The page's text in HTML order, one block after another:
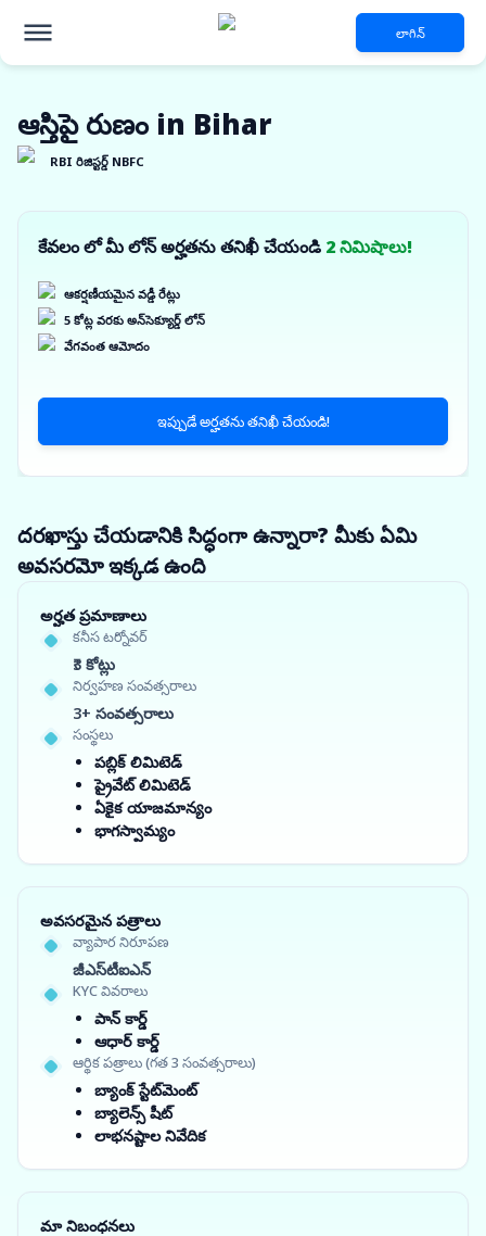
లాగిన్
ఆస్తిపై రుణం in Bihar
RBI రిజిస్టర్డ్ NBFC
కేవలం లో మీ లోన్ అర్హతను తనిఖీ చేయండి 2 నిమిషాలు!
ఆకర్షణీయమైన వడ్డీ రేట్లు
5 కోట్ల వరకు అన్‌సెక్యూర్డ్ లోన్
వేగవంత ఆమోదం
ఇప్పుడే అర్హతను తనిఖీ చేయండి!
దరఖాస్తు చేయడానికి సిద్ధంగా ఉన్నారా? మీకు ఏమి
అవసరమో ఇక్కడ ఉంది
అర్హత ప్రమాణాలు
కనీస టర్నోవర్
₹3 కోట్లు
నిర్వహణ సంవత్సరాలు
3+ సంవత్సరాలు
సంస్థలు
పబ్లిక్ లిమిటెడ్
ప్రైవేట్ లిమిటెడ్
ఏకైక యాజమాన్యం
భాగస్వామ్యం
అవసరమైన పత్రాలు
వ్యాపార నిరూపణ
జీఎస్‌టీఐఎన్
KYC వివరాలు
పాన్ కార్డ్
ఆధార్ కార్డ్
ఆర్థిక పత్రాలు (గత 3 సంవత్సరాలు)
బ్యాంక్ స్టేట్‌మెంట్
బ్యాలెన్స్ షీట్
లాభనష్టాల నివేదిక
మా నిబంధనలు